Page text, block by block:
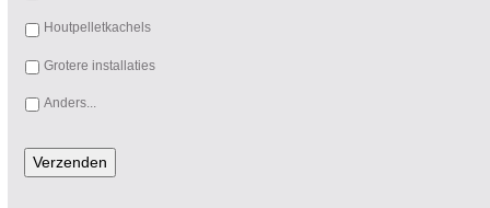
Houtpelletkachels
Grotere installaties
Anders...
Verzenden